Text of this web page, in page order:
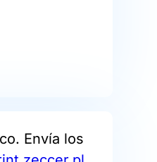
Envía los